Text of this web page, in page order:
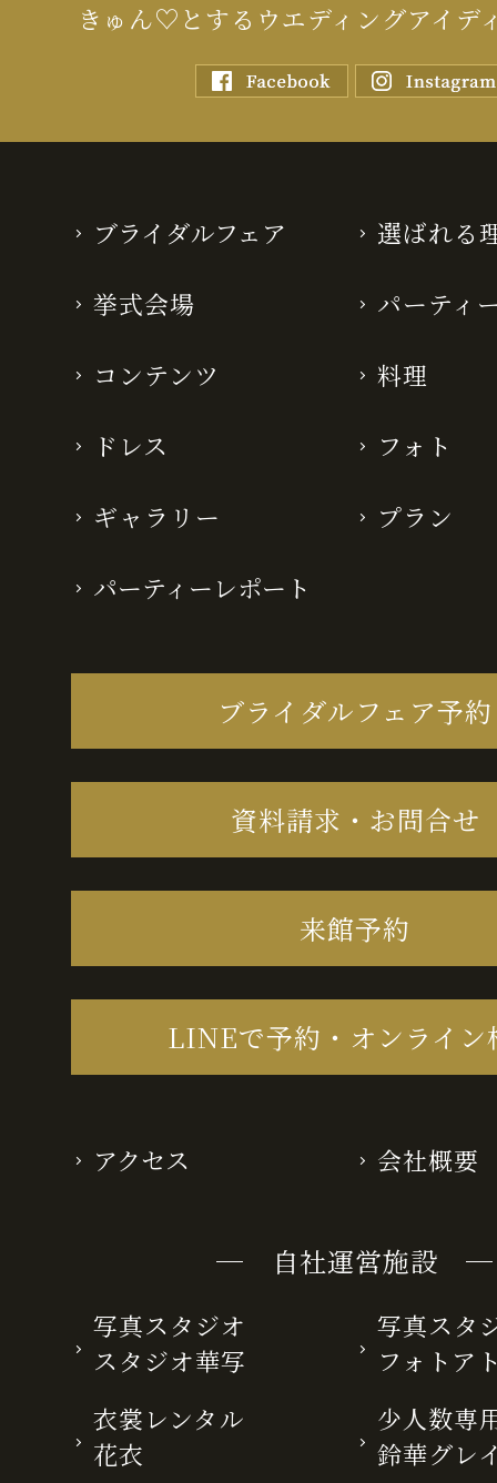
きゅん♡とするウエディングアイデ
ブライダルフェア 選ばれる
挙式会場 パーティ
コンテンツ 料理
ドレス フォト
ギャラリー プラン
パーティーレポート
ブライダルフェア予約
資料請求・お問合せ
来館予約
LINEで予約・オンライン
アクセス 会社概要
─ 自社運営施設 ─
写真スタジオ
スタジオ華写
写真スタ
フォトア
衣裳レンタル
花衣
少人数専
鈴華グレ